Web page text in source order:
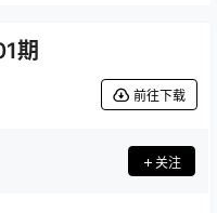
期
前往下载
关注